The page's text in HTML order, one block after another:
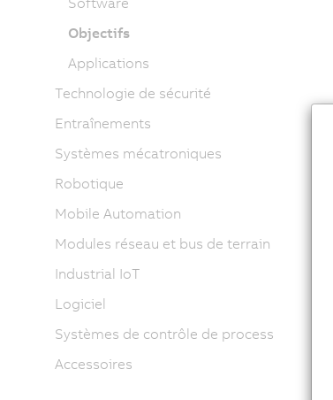
Objectifs
Applications
Technologie de sécurité
Entraînements
Systèmes mécatroniques
Robotique
Mobile Automation
Modules réseau et bus de terrain
Industrial IoT
Logiciel
Systèmes de contrôle de process
Accessoires